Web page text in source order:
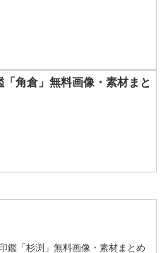
「角倉」無料画像・素材まと
鑑「杉渕」無料画像・素材まとめ